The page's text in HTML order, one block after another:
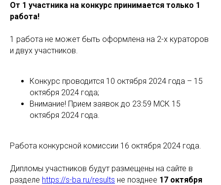
От 1 участника на конкурс принимается только 1
работа!
1 работа не может быть оформлена на 2-х кураторов
и двух участников.
Конкурс проводится 10 октября 2024 года – 15
октября 2024 года;
Внимание! Прием заявок до 23:59 МСК 15
октября 2024 года.
Работа конкурсной комиссии 16 октября 2024 года.
Дипломы участников будут размещены на сайте в
разделе https://s-ba.ru/results не позднее 17 октября